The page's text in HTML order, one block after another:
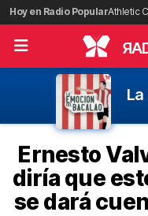
Saltar
al
contenido
Hoy en Radio PopularAthletic
R
Ernesto
diría que
se dará